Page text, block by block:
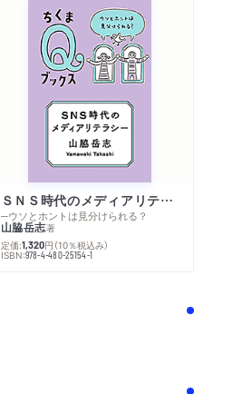
ＳＮＳ時代のメディアリテラシー
─ウソとホントは見分けられる？
山脇岳志著
定価:1,320円 （10％税込み）
ISBN:978-4-480-25154-1